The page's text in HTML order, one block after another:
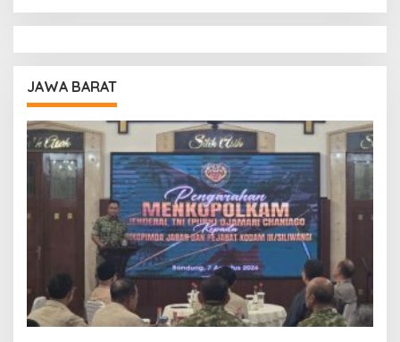
JAWA BARAT